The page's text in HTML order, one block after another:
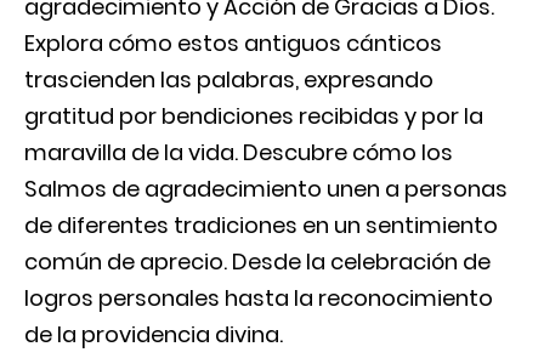
agradecimiento y Acción de Gracias a Dios.
Explora cómo estos antiguos cánticos
trascienden las palabras, expresando
gratitud por bendiciones recibidas y por la
maravilla de la vida. Descubre cómo los
Salmos de agradecimiento unen a personas
de diferentes tradiciones en un sentimiento
común de aprecio. Desde la celebración de
logros personales hasta la reconocimiento
de la providencia divina.